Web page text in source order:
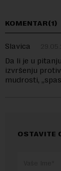
KOMENTAR(1)
Slavica
Da li je u
izvršenju
mudrosti,
OSTAVITE